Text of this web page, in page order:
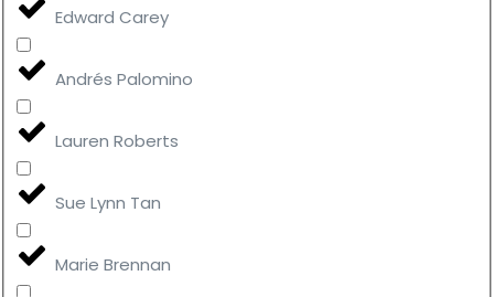
Edward Carey
Andrés Palomino
Lauren Roberts
Sue Lynn Tan
Marie Brennan